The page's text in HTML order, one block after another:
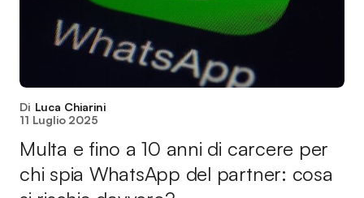
Di Luca Chiarini
11 Luglio 2025
Multa e fino a 10 anni di carcere per
chi spia WhatsApp del partner: cosa